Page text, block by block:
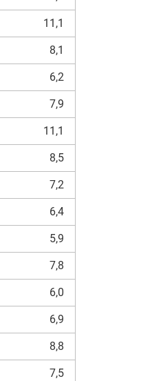
11,1
8,1
6,2
7,9
11,1
8,5
7,2
6,4
5,9
7,8
6,0
6,9
8,8
7,5